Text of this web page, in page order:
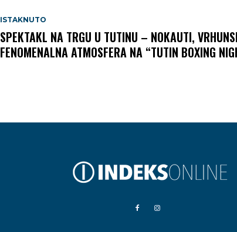
ISTAKNUTO
SPEKTAKL NA TRGU U TUTINU – NOKAUTI,
FENOMENALNA ATMOSFERA NA “TUTIN BOXING